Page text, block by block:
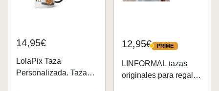
14,95€
LolaPix Taza
Personalizada. Tazas
12,95€ PRIME
PRIME
LINFORMAL tazas
originales para regalar